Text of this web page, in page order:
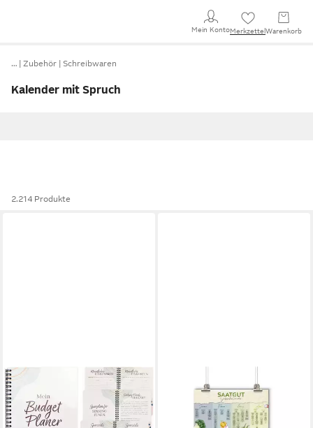
Mein KontoMerkzettel Warenkorb
… Zubehör Schreibwaren
Kalender mit Spruch
2.214 Produkte